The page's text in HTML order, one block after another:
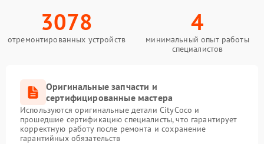
3078
отремонтированных устройств
4
минимальный опыт работы
специалистов
Оригинальные запчасти и
сертифицированные мастера
Используются оригинальные детали CityCoco и
прошедшие сертификацию специалисты, что гарантирует
корректную работу после ремонта и сохранение
гарантийных обязательств